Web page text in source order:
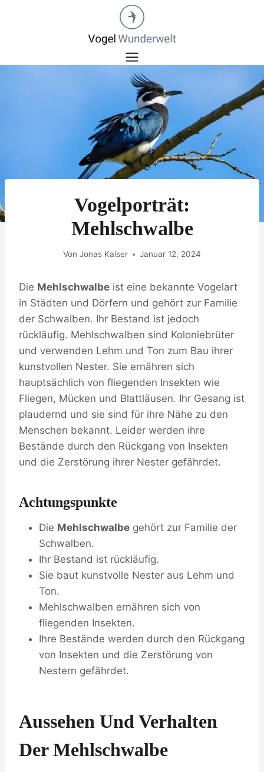
Vogelporträt:
Mehlschwalbe
Von Jonas Kaiser Januar 12, 2024
Die Mehlschwalbe ist eine bekannte Vogelart
in Städten und Dörfern und gehört zur Familie
der Schwalben. Ihr Bestand ist jedoch
rückläufig. Mehlschwalben sind Koloniebrüter
und verwenden Lehm und Ton zum Bau ihrer
kunstvollen Nester. Sie ernähren sich
hauptsächlich von fliegenden Insekten wie
Fliegen, Mücken und Blattläusen. Ihr Gesang ist
plaudernd und sie sind für ihre Nähe zu den
Menschen bekannt. Leider werden ihre
Bestände durch den Rückgang von Insekten
und die Zerstörung ihrer Nester gefährdet.
Achtungspunkte
Die Mehlschwalbe gehört zur Familie der
Schwalben.
Ihr Bestand ist rückläufig.
Sie baut kunstvolle Nester aus Lehm und
Ton.
Mehlschwalben ernähren sich von
fliegenden Insekten.
Ihre Bestände werden durch den Rückgang
von Insekten und die Zerstörung von
Nestern gefährdet.
Aussehen Und Verhalten
Der Mehlschwalbe